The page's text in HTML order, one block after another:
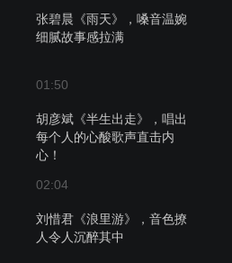
张碧晨《雨天》，嗓音温婉
细腻故事感拉满
01:50
胡彦斌《半生出走》，唱出
每个人的心酸歌声直击内
心！
02:04
刘惜君《浪里游》，音色撩
人令人沉醉其中